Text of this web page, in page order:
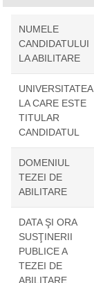
NUMELE
CANDIDATULUI
LA ABILITARE
UNIVERSITATEA
LA CARE ESTE
TITULAR
CANDIDATUL
DOMENIUL
TEZEI DE
ABILITARE
DATA ŞI ORA
SUSŢINERII
PUBLICE A
TEZEI DE
ABILITARE